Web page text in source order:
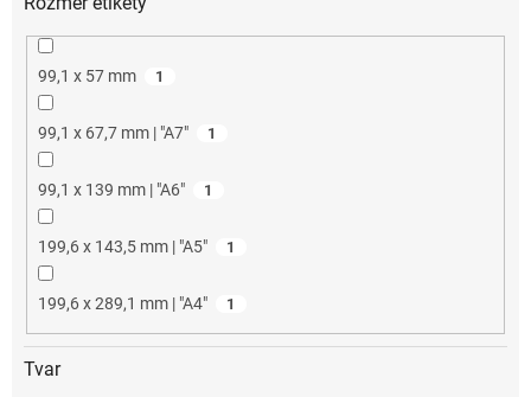
99,1 x 57 mm 1
99,1 x 67,7 mm | "A7" 1
99,1 x 139 mm | "A6" 1
199,6 x 143,5 mm | "A5" 1
199,6 x 289,1 mm | "A4" 1
Tvar